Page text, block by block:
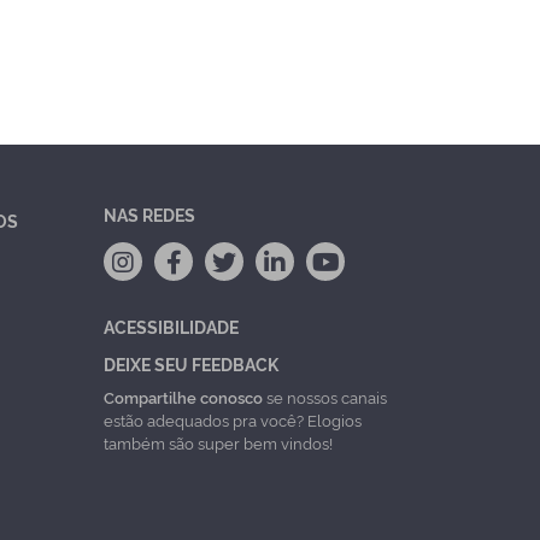
NAS REDES
ACESSIBILIDADE
DEIXE SEU FEEDBACK
Compartilhe conoscose nossos canais
estão adequados pra você? Elogios
também são super bem vindos!